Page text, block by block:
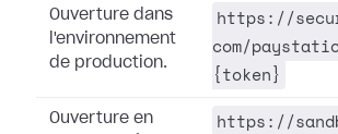
Ouverture dans
l'environnement
de production.
https://
com/
{token}
Ouverture en
https://